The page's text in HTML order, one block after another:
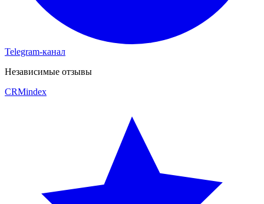
Telegram-канал
Независимые отзывы
CRMindex